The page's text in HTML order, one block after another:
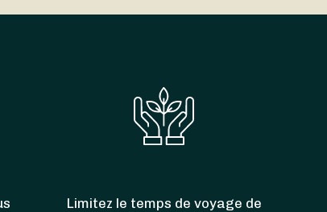
.
Limitez le temps de voyage de